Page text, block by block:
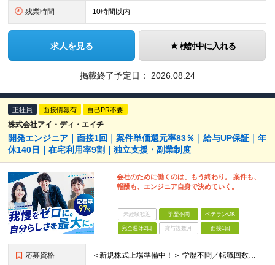
残業時間 10時間以内
求人を見る 検討中に入れる
掲載終了予定日： 2026.08.24
正社員 面接情報有 自己PR不要
株式会社アイ・ディ・エイチ
開発エンジニア｜面接1回｜案件単価還元率83％｜給与UP保証｜年
休140日｜在宅利用率9割｜独立支援・副業制度
会社のために働くのは、もう終わり。 案件も、
報酬も、エンジニア自身で決めていく。
未経験歓迎 学歴不問 ベテランOK
完全週休2日 賞与複数月 面接1回
応募資格 ＜新規株式上場準備中！＞ 学歴不問／転職回数不問／20代～50代の幅広い年代が活躍中です！ ▼必須要件 何らかのシステム開発経験をお持ちの方（開発・インフラ不問） ▼歓迎条件 プロジェクトマネジメ